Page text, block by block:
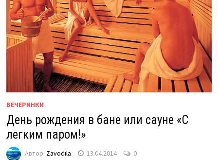
ВЕЧЕРИНКИ
День рождения в бане или сауне «С
легким паром!»
Автор: Zavodila 13.04.2014 0